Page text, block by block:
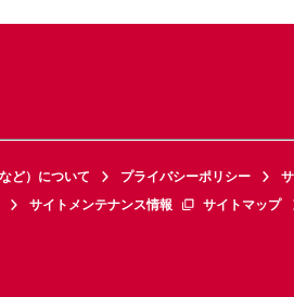
ど）について プライバシーポリシー
サイトメンテナンス情報 サイトマップ